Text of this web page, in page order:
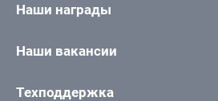
Наши награды
Наши вакансии
Техподдержка